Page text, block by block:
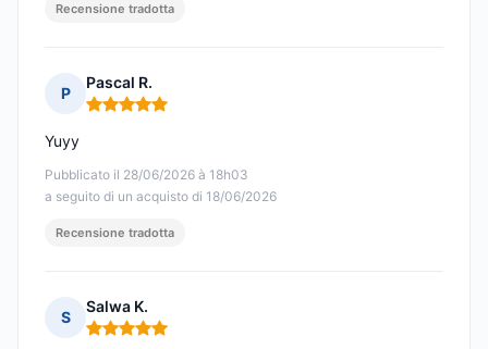
Recensione tradotta
P
Pascal R.
Nota: 5 su 5
Pubblicato il 28/06/2026 à 18h03
a seguito di un acquisto di 18/06/2026
Yuyy
Recensione tradotta
S
Salwa K.
Nota: 5 su 5